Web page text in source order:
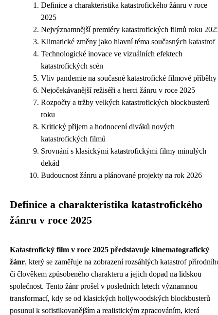
Definice a charakteristika katastrofického žánru v roce
2025
Nejvýznamnější premiéry katastrofických filmů roku
Klimatické změny jako hlavní téma současných katastrof
Technologické inovace ve vizuálních efektech
katastrofických scén
Vliv pandemie na současné katastrofické filmové příběhy
Nejočekávanější režiséři a herci žánru v roce 2025
Rozpočty a tržby velkých katastrofických blockbusterů
roku
Kritický přijem a hodnocení diváků nových
katastrofických filmů
Srovnání s klasickými katastrofickými filmy minulých
dekád
Budoucnost žánru a plánované projekty na rok 2026
Definice a charakteristika katastrofického
žánru v roce 2025
Katastrofický film v roce 2025 představuje kinematografický
žánr, který se zaměřuje na zobrazení rozsáhlých katastrof
či člověkem způsobeného charakteru a jejich dopad na lidskou
společnost. Tento žánr prošel v posledních letech významnou
transformací, kdy se od klasických hollywoodských blockbusterů
posunul k sofistikovanějším a realistickým zpracováním, která